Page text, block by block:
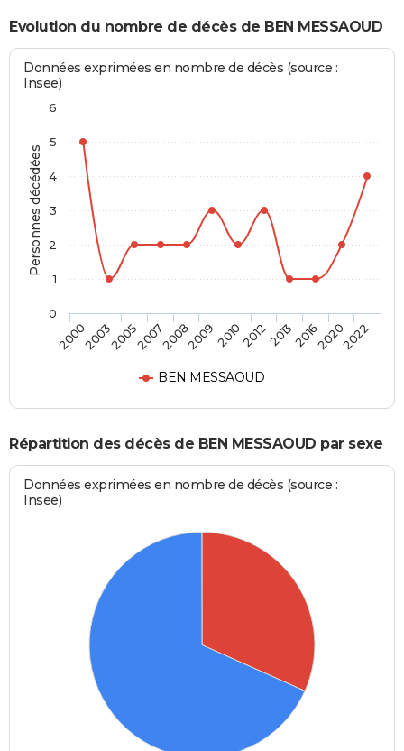
Evolution du nombre de décès de BEN MESSAOUD
Personnes décédées
Données exprimées en nombre de décès (source :
Insee)
BEN MESSAOUD
200020032005200720082009201020122013201620202022
0
1
2
3
4
5
6
Répartition des décès de BEN MESSAOUD par sexe
Données exprimées en nombre de décès (source :
Insee)